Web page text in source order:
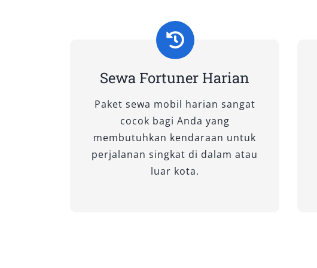
terbukti unggul di medan perkotaan maupun
Besar, Sabang, dan Lhokseumawe. Berikut ini
yang bisa Anda sewa sesuai kebutuhan:
A. Tipe Fortuner 4×2
1. Fortuner 2.4 G 4×2 A/T
Varian ini menawarkan keseimbangan antara
Ditenagai mesin diesel 2.393 cc, Fortuner 2.4
Sewa Fortuner Harian
Paket sewa mobil harian sangat
cocok bagi Anda yang
membutuhkan kendaraan untuk
perjalanan singkat di dalam atau
luar kota.